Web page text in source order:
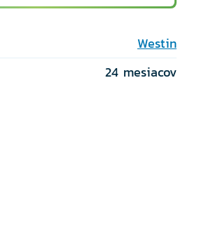
Westin
24 mesiacov